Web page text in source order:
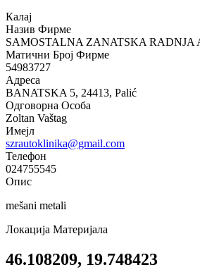
Калај
Назив Фирме
SAMOSTALNA ZANATSKA
Матични Број Фирме
54983727
Адреса
BANATSKA 5, 24413, Palić
Одговорна Особа
Zoltan Vaštag
Имејл
szrautoklinika@gmail.com
Телефон
024755545
Опис
mešani metali
Локација Материјала
46.108209, 19.748423